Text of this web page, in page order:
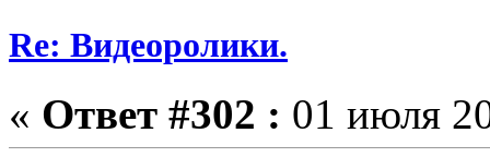
Re: Видеоролики.
« Ответ #302 : 01 июля